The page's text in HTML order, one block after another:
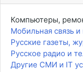
Компьютеры,
Мобильная связь и
Русские газеты,
Русское радио и
Другие СМИ и IT